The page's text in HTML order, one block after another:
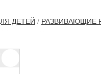
ДЕТЕЙ / РАЗВИВАЮЩИЕ